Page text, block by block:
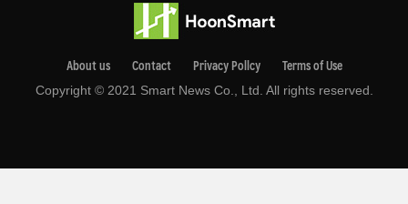
About us Contact Privacy Pollcy Terms of Use
Copyright © 2021 Smart News Co., Ltd. All rights reserved.